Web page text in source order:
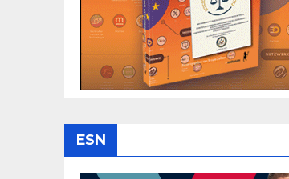
ESN